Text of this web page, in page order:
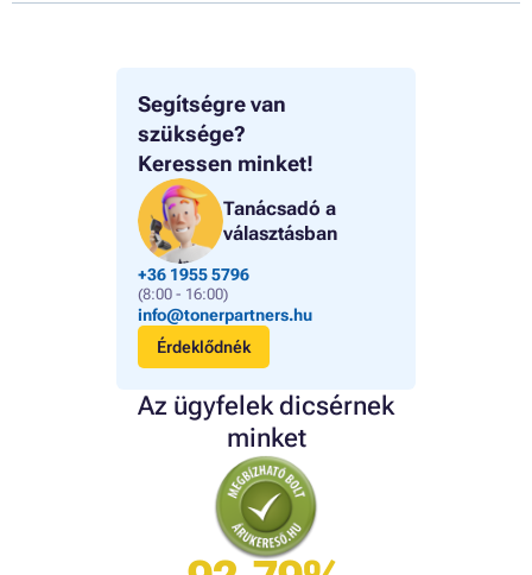
Segítségre van
szüksége?
Keressen minket!
Tanácsadó a
választásban
+36 1955 5796
(8:00 - 16:00)
info@tonerpartners.hu
Érdeklődnék
Az ügyfelek dicsérnek
minket